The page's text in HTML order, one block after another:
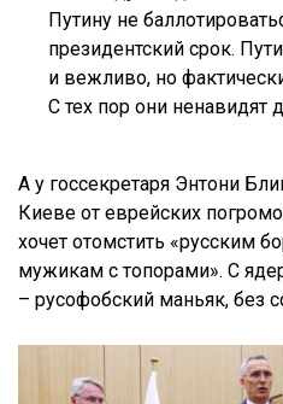
Путину не
президентский срок.
и вежливо, но
С тех пор они ненавидят
А у госсекретаря Энтони
Киеве от еврейских
хочет отомстить «русским
мужикам с топорами». С
– русофобский маньяк, без